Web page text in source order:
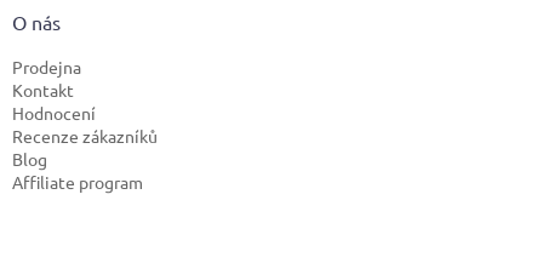
O nás
Prodejna
Kontakt
Hodnocení
Recenze zákazníků
Blog
Affiliate program